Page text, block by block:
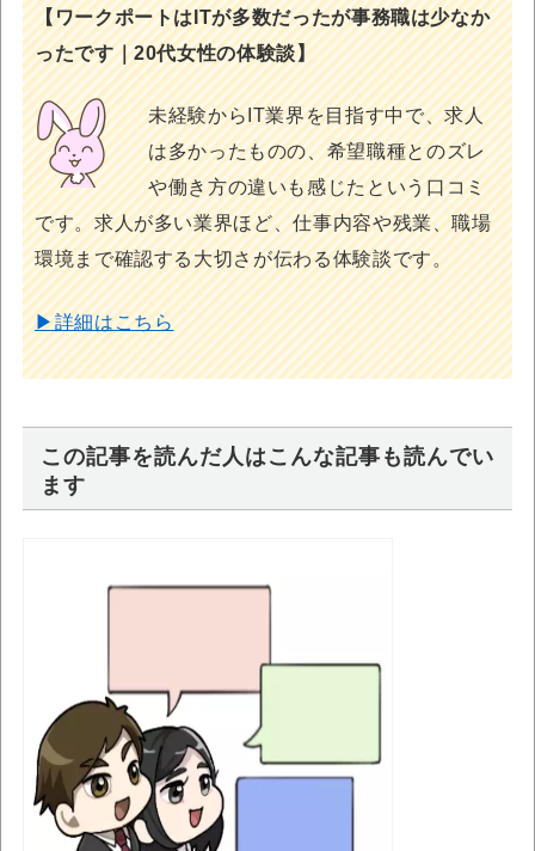
【ワークポートはITが多数だったが事務職は少なか
ったです｜20代女性の体験談】
未経験からIT業界を目指す中で、求人
は多かったものの、希望職種とのズレ
や働き方の違いも感じたという口コミ
です。求人が多い業界ほど、仕事内容や残業、職場
環境まで確認する大切さが伝わる体験談です。
▶詳細はこちら
この記事を読んだ人はこんな記事も読んでい
ます